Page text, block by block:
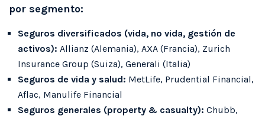
por segmento:
Seguros diversificados (vida, no vida, gestión de
activos): Allianz (Alemania), AXA (Francia), Zurich
Insurance Group (Suiza), Generali (Italia)
Seguros de vida y salud: MetLife, Prudential Financial,
Aflac, Manulife Financial
Seguros generales (property & casualty): Chubb,